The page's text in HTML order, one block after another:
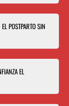
POSTPARTO SIN
EL